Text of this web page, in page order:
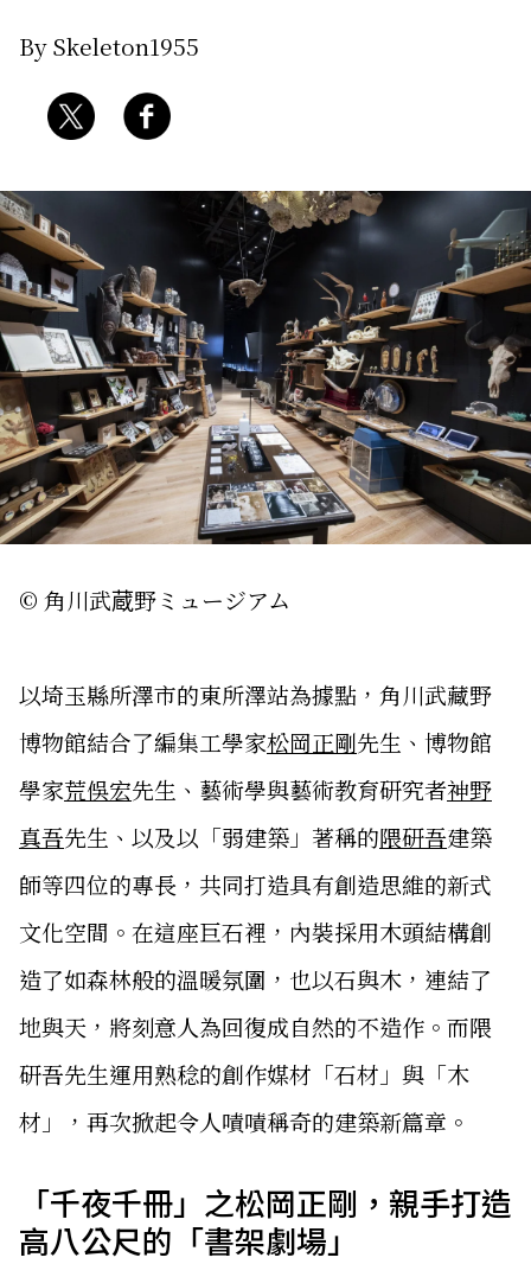
By Skeleton1955
© 角川武蔵野ミュージアム
以埼玉縣所澤市的東所澤站為據點，角川武藏野
博物館結合了編集工學家松岡正剛先生、博物館
學家荒俁宏先生、藝術學與藝術教育研究者神野
真吾先生、以及以「弱建築」著稱的隈研吾建築
師等四位的專長，共同打造具有創造思維的新式
文化空間。在這座巨石裡，內裝採用木頭結構創
造了如森林般的溫暖氛圍，也以石與木，連結了
地與天，將刻意人為回復成自然的不造作。而隈
研吾先生運用熟稔的創作媒材「石材」與「木
材」，再次掀起令人嘖嘖稱奇的建築新篇章。
「千夜千冊」之松岡正剛，親手打造
高八公尺的「書架劇場」